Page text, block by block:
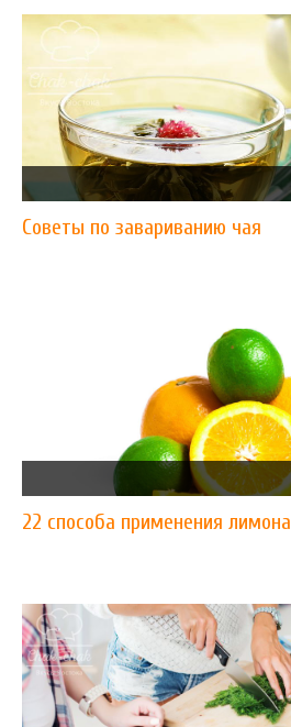
Советы по завариванию чая
22 способа применения лимона